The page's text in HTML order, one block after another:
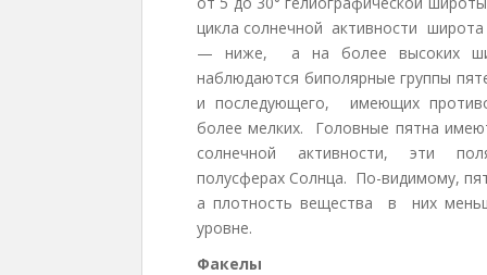
цикла солнечной активности
— ниже, а на более высоких
наблюдаются биполярные группы
и последующего, имеющих
более мелких. Головные пятна
солнечной активности, эти
полусферах Солнца. По-видимому,
а плотность вещества в них
уровне.
Факелы